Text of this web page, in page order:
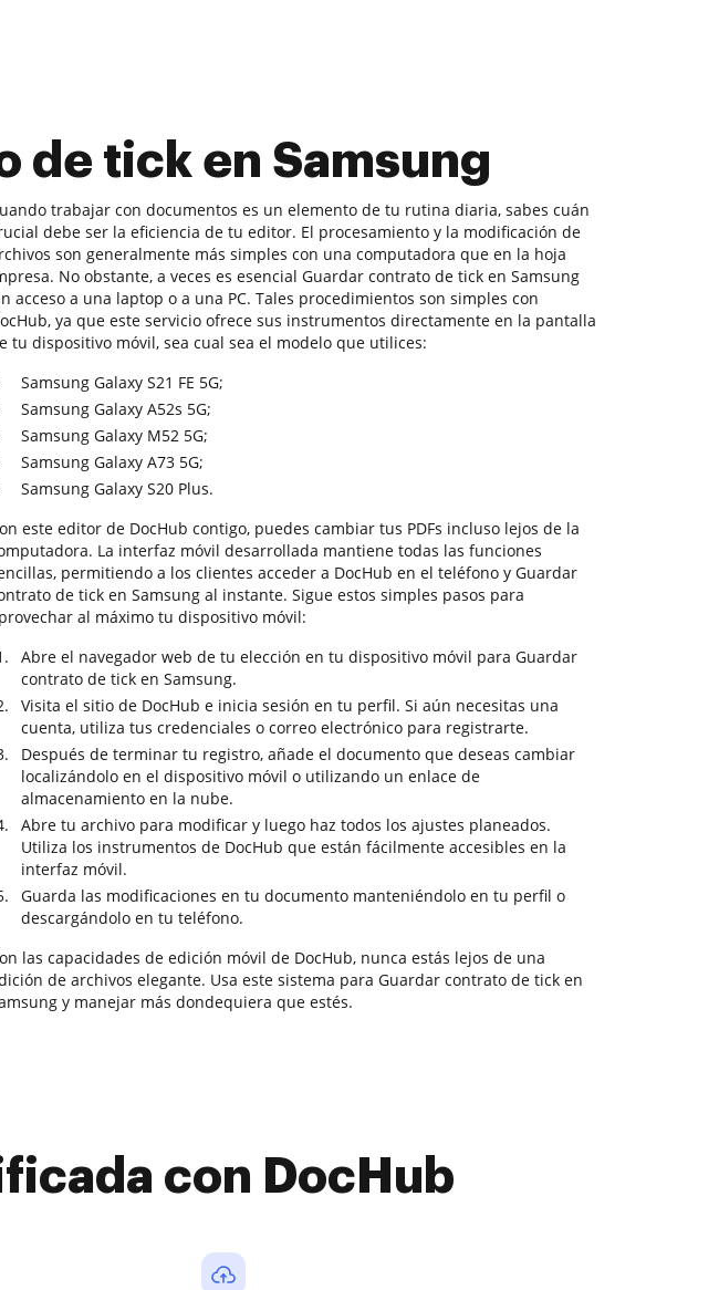
de tick en Samsung
trabajar con documentos es un elemento de tu rutina diaria, sabes cuán
debe ser la eficiencia de tu editor. El procesamiento y la modificación de
son generalmente más simples con una computadora que en la hoja
No obstante, a veces es esencial Guardar contrato de tick en Samsung
acceso a una laptop o a una PC. Tales procedimientos son simples con
ya que este servicio ofrece sus instrumentos directamente en la pantalla
tu dispositivo móvil, sea cual sea el modelo que utilices:
Samsung Galaxy S21 FE 5G;
Samsung Galaxy A52s 5G;
Samsung Galaxy M52 5G;
Samsung Galaxy A73 5G;
Samsung Galaxy S20 Plus.
este editor de DocHub contigo, puedes cambiar tus PDFs incluso lejos de la
La interfaz móvil desarrollada mantiene todas las funciones
permitiendo a los clientes acceder a DocHub en el teléfono y Guardar
de tick en Samsung al instante. Sigue estos simples pasos para
al máximo tu dispositivo móvil:
Abre el navegador web de tu elección en tu dispositivo móvil para Guardar
contrato de tick en Samsung.
Visita el sitio de DocHub e inicia sesión en tu perfil. Si aún necesitas una
cuenta, utiliza tus credenciales o correo electrónico para registrarte.
Después de terminar tu registro, añade el documento que deseas cambiar
localizándolo en el dispositivo móvil o utilizando un enlace de
almacenamiento en la nube.
Abre tu archivo para modificar y luego haz todos los ajustes planeados.
Utiliza los instrumentos de DocHub que están fácilmente accesibles en la
interfaz móvil.
Guarda las modificaciones en tu documento manteniéndolo en tu perfil o
descargándolo en tu teléfono.
las capacidades de edición móvil de DocHub, nunca estás lejos de una
de archivos elegante. Usa este sistema para Guardar contrato de tick en
y manejar más dondequiera que estés.
con DocHub